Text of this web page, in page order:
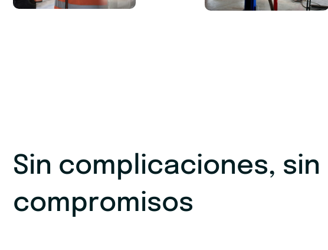
Sin complicaciones, sin
compromisos